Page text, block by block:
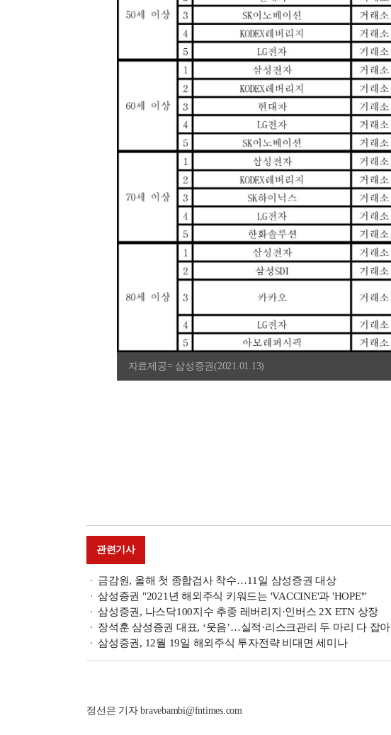
자료제공= 삼성증권(2021.01.13)
관련기사
금감원, 올해 첫 종합검사 착수…11일 삼성증권 대상
삼성증권 "2021년 해외주식 키워드는 'VACCINE'과 'HOPE'"
삼성증권, 나스닥100지수 추종 레버리지·인버스 2X ETN 상장
장석훈 삼성증권 대표, ‘웃음’…실적·리스크관리 두 마리 다 잡아
삼성증권, 12월 19일 해외주식 투자전략 비대면 세미나
정선은 기자 bravebambi@fntimes.com